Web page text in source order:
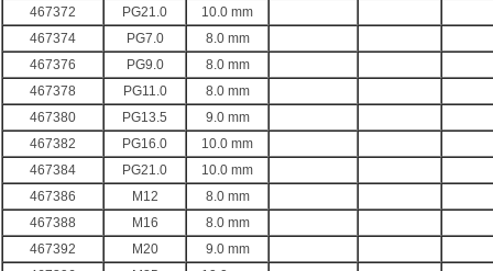
467372
PG21.0
10.0 mm
467374
PG7.0
8.0 mm
467376
PG9.0
8.0 mm
467378
PG11.0
8.0 mm
467380
PG13.5
9.0 mm
467382
PG16.0
10.0 mm
467384
PG21.0
10.0 mm
467386
M12
8.0 mm
467388
M16
8.0 mm
467392
M20
9.0 mm